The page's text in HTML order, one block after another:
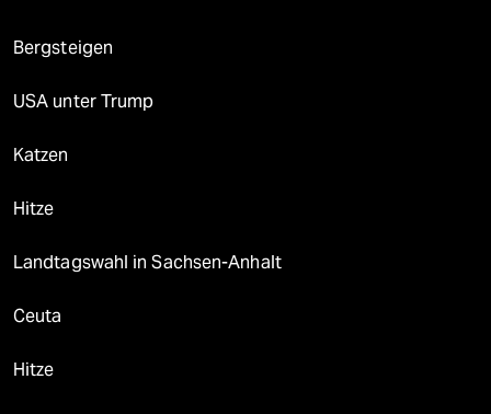
Bergsteigen
USA unter Trump
Katzen
Hitze
Landtagswahl in Sachsen-Anhalt
Ceuta
Hitze